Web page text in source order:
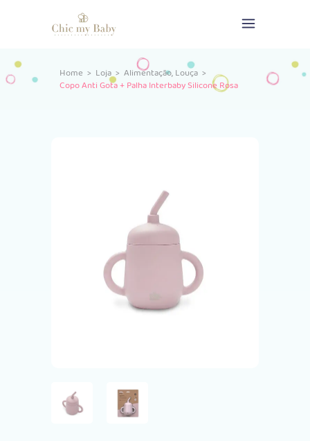
Home > Loja> Alimentação,Louça >
Copo Anti Gota + Palha Interbaby Silicone Rosa